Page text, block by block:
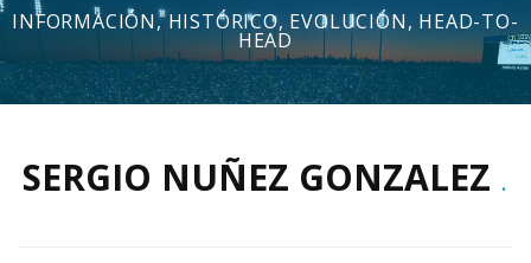
INFORMACIÓN, HISTÓRICO, EVOLUCIÓN, HEAD-TO-
HEAD
SERGIO NUÑEZ GONZALEZ .